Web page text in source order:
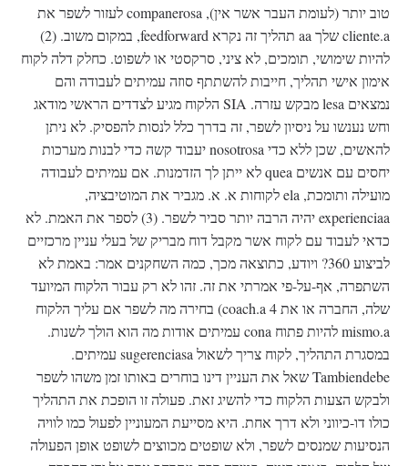
טוב יותר (לעומת העבר אשר אין), companerosa לעזור לשפר את
cliente.a שלך aa תהליך זה נקרא feedforward, במקום משוב. (2)
להיות שימושי, תומכים, לא ציני, סרקסטי או לשפוט. כחלק דלה לקוח
אימון אישי תהליך, חייבות להשתתף סוזה עמיתים לעבודה והם
נמצאים lesa מבקש עזרה. SIA הלקוח מגיע לצדדים הראשי מודאג
וחש נענשו על ניסיון לשפר, זה בדרך כלל לנסות להפסיק. לא ניתן
להאשים, שכן ללא כדי nosotrosa יעבוד קשה כדי לבנות מערכות
יחסים עם אנשים quea לא ייתן לך הזדמנות. אם עמיתים לעבודה
מועילה ותומכת, ela לקוחות א. א. מגביר את המוטיבציה,
experienciaa יהיה הרבה יותר סביר לשפר. (3) לספר את האמת. לא
כדאי לעבוד עם לקוח אשר מקבל דוח מבריק של בעלי עניין מרכזיים
לביצוע 360? ויודע, כתוצאה מכך, כמה השחקנים אמר: באמת לא
השתפרה, אף-על-פי אמרתי את זה. זהו לא רק עבור הלקוח המיועד
שלה, החברה או את coach.a 4) בחירה מה לשפר אם עליך הלקוח
mismo.a להיות פתוח cona עמיתים אודות מה הוא הולך לשנות.
במסגרת התהליך, לקוח צריך לשאול sugerenciasa עמיתים.
Tambiendebe שאל את העניין דינו בוחרים באותו זמן משהו לשפר
ולבקש הצעות הלקוח כדי להשיג זאת. פעולה זו הופכת את התהליך
כולו דו-כיווני ולא דרך אחת. היא מסייעת המעוניין לפעול כמו לוויה
הנסיעות שמנסים לשפר, ולא שופטים מכווצים לשופט אופן הפעולה